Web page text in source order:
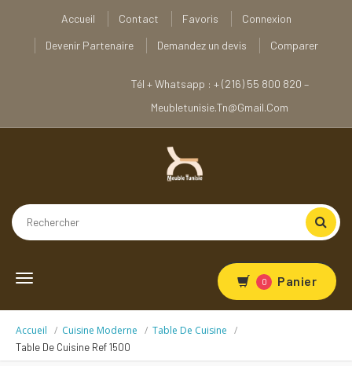
Accueil Contact Favoris
Connexion
Devenir Partenaire
Demandez un devis Comparer
Tél + Whatsapp : + (216) 55 800 820 –
Meubletunisie.tn@gmail.com
Toggle
0 Panier
Accueil Cuisine Moderne Table De Cuisine
Table De Cuisine Ref 1500